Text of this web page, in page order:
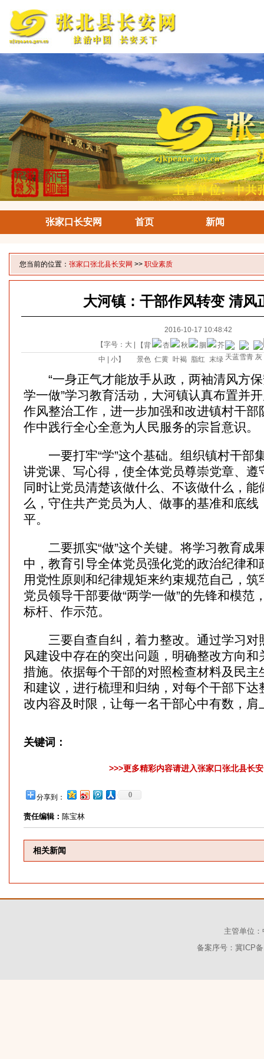
张家口长安网 首页 新闻
您当前的位置： 张家口张北县长安网 >> 职业素质
大河镇：干部作风转变 清风
2016-10-17 10:48:42
【字号： 大
中
小】
【背
景色
“一身正气才能放手从政，两袖清风方保
学一做”学习教育活动，大河镇认真布置并
作风整治工作，进一步加强和改进镇村干部
作中践行全心全意为人民服务的宗旨意识。
一要打牢“学”这个基础。组织镇村干部
讲党课、写心得，使全体党员尊崇党章、遵
同时让党员清楚该做什么、不该做什么，能
么，守住共产党员为人、做事的基准和底线
平。
二要抓实“做”这个关键。将学习教育成
中，教育引导全体党员强化党的政治纪律和
用党性原则和纪律规矩来约束规范自己，筑
党员领导干部要做“两学一做”的先锋和模范
标杆、作示范。
三要自查自纠，着力整改。通过学习对
风建设中存在的突出问题，明确整改方向和
措施。依据每个干部的对照检查材料及民主
和建议，进行梳理和归纳，对每个干部下达
改内容及时限，让每一名干部心中有数，肩
关键词：
>>>更多精彩内容请进入张家口张北县长
分享到： 0
责任编辑： 陈宝林
相关新闻
主管单位
备案序号：冀ICP